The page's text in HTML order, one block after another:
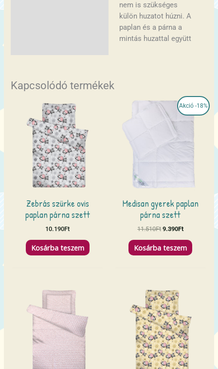
nem is szükséges
külön huzatot húzni. A
paplan és a párna a
mintás huzattal együtt
Kapcsolódó termékek
Zebrás szürke ovis
paplan párna szett
10.190Ft
Kosárba teszem
Akció -18%
Medisan gyerek paplan
párna szett
11.510Ft
Original
price
was:
11.510Ft.
9.390Ft
Current
Kosárba teszem